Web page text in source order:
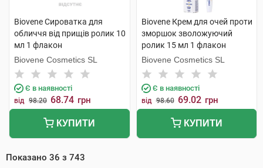
Biovene Сироватка для
обличчя від прищів ролик 10
мл 1 флакон
Biovene Cosmetics SL
Є в наявності
від 98.20 68.74 грн
КУПИТИ
Biovene Крем для очей проти
зморшок зволожуючий
ролик 15 мл 1 флакон
Biovene Cosmetics SL
Є в наявності
від 98.60 69.02 грн
КУПИТИ
Показано 36 з 743